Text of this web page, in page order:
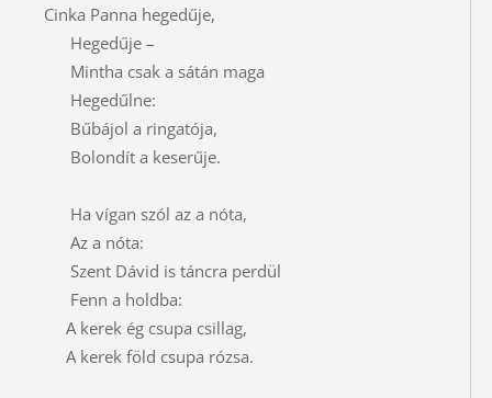
Cinka Panna hegedűje,
Hegedűje –
Mintha csak a sátán maga
Hegedűlne:
Bűbájol a ringatója,
Bolondít a keserűje.
Ha vígan szól az a nóta,
Az a nóta:
Szent Dávid is táncra perdül
Fenn a holdba:
A kerek ég csupa csillag,
A kerek föld csupa rózsa.